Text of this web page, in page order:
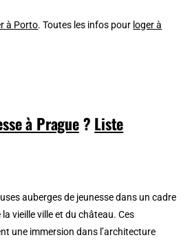
à Porto. Toutes les infos pour loger à
à Prague? Liste
auberges de jeunesse dans un cadre
vieille ville et du château. Ces
une immersion dans l’architecture